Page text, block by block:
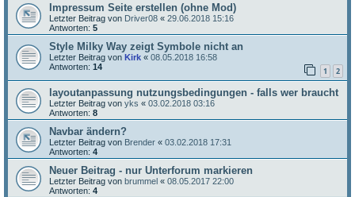
Impressum Seite erstellen (ohne Mod)
Letzter Beitrag von Driver08 « 29.06.2018 15:16
Antworten: 5
Style Milky Way zeigt Symbole nicht an
Letzter Beitrag von Kirk « 08.05.2018 16:58
Antworten: 14 1 2
layoutanpassung nutzungsbedingungen - falls wer braucht
Letzter Beitrag von yks « 03.02.2018 03:16
Antworten: 8
Navbar ändern?
Letzter Beitrag von Brender « 03.02.2018 17:31
Antworten: 4
Neuer Beitrag - nur Unterforum markieren
Letzter Beitrag von brummel « 08.05.2017 22:00
Antworten: 4